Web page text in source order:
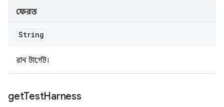
ফেরত
String
রান টার্গেট।
getTestHarness